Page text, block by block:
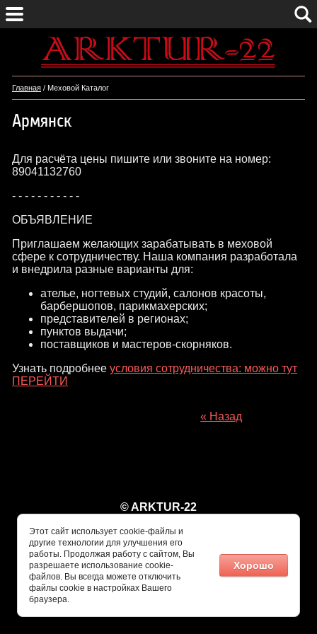
Главная / Меховой Каталог
Армянск
Для расчёта цены пишите или звоните на номер:
89041132760
- - - - - - - - - - -
ОБЪЯВЛЕНИЕ
Приглашаем желающих зарабатывать в меховой
сфере к сотрудничеству. Наша компания разработала
и внедрила разные варианты для:
ателье, ногтевых студий, салонов красоты,
барбершопов, парикмахерских;
представителей в регионах;
пунктов выдачи;
поставщиков и мастеров-скорняков.
Узнать подробнее условия сотрудничества: можно тут
ПЕРЕЙТИ
« Назад
© ARKTUR-22
Этот сайт использует cookie-файлы и
другие технологии для улучшения его
работы. Продолжая работу с сайтом, Вы
разрешаете использование cookie-
файлов. Вы всегда можете отключить
файлы cookie в настройках Вашего
браузера.
Хорошо